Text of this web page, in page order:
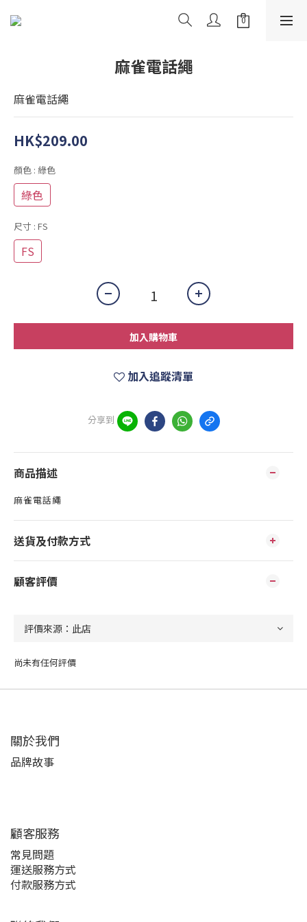
麻雀電話繩
麻雀電話繩
HK$209.00
顏色 : 綠色
綠色
尺寸 : FS
FS
加入購物車
加入追蹤清單
分享到
商品描述
麻雀電話繩
送貨及付款方式
顧客評價
尚未有任何評價
關於我們
品牌故事
顧客服務
常見問題
運送服務方式
付款服務方式